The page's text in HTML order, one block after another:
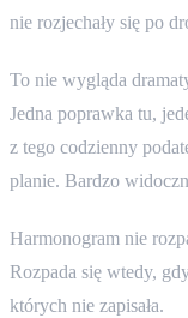
nie rozjechały się po
To nie wygląda
Jedna poprawka tu,
z tego codzienny
planie. Bardzo
Harmonogram nie
Rozpada się wtedy,
których nie zapisała.